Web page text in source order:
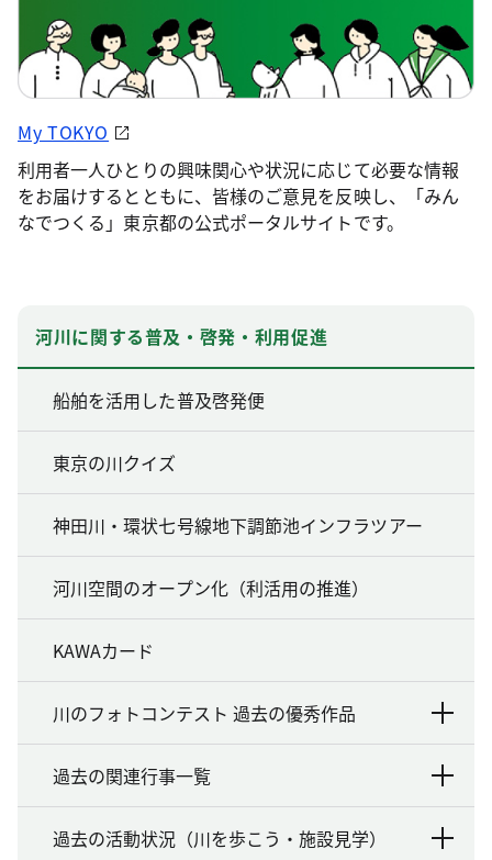
My TOKYO
利用者一人ひとりの興味関心や状況に応じて必要な情報
をお届けするとともに、皆様のご意見を反映し、「みん
なでつくる」東京都の公式ポータルサイトです。
河川に関する普及・啓発・利用促進
船舶を活用した普及啓発便
東京の川クイズ
神田川・環状七号線地下調節池インフラツアー
河川空間のオープン化（利活用の推進）
KAWAカード
川のフォトコンテスト 過去の優秀作品
過去の関連行事一覧
過去の活動状況（川を歩こう・施設見学）